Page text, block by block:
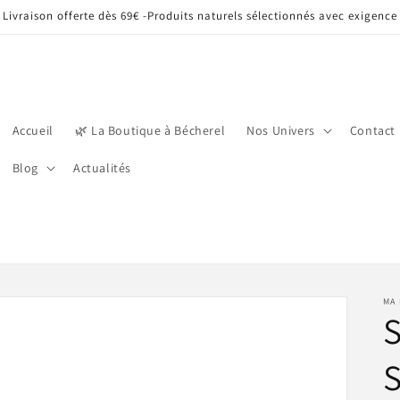
Livraison offerte dès 69€ -Produits naturels sélectionnés avec exigence
Accueil 🌿 La Boutique à Bécherel Nos Univers Contact
Blog Actualités
MA